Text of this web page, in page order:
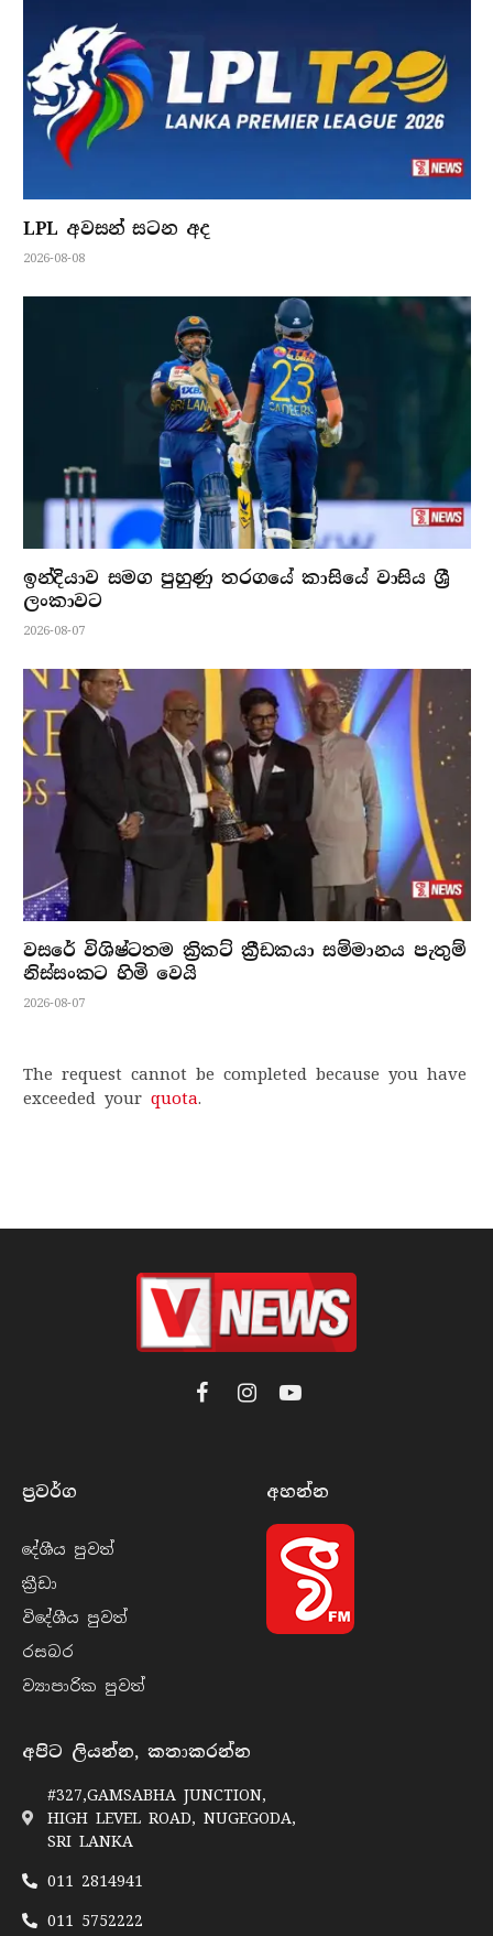
LPL අවසන් සටන අද
2026-08-08
ඉන්දියාව සමග පුහුණු තරගයේ කාසියේ වාසිය ශ්‍රී
ලංකාවට
2026-08-07
වසරේ විශිෂ්ටතම ක්‍රිකට් ක්‍රීඩකයා සම්මානය පැතුම්
නිස්සංකට හිමි වෙයි
2026-08-07
The request cannot be completed because you have
exceeded your quota.
FacebookInstagramYouTube
ප්‍රවර්​ග
දේශීය පුව​ත්
ක්‍රී​ඩා
විදේශීය පුව​ත්
රසබ​ර
ව්‍යාපාරික පුව​ත්
අහන්​න
අපිට ලියන්න, කතාකරන්න
#327,GAMSABHA JUNCTION,
HIGH LEVEL ROAD, NUGEGODA,
SRI LANKA
011 2814941
011 5752222